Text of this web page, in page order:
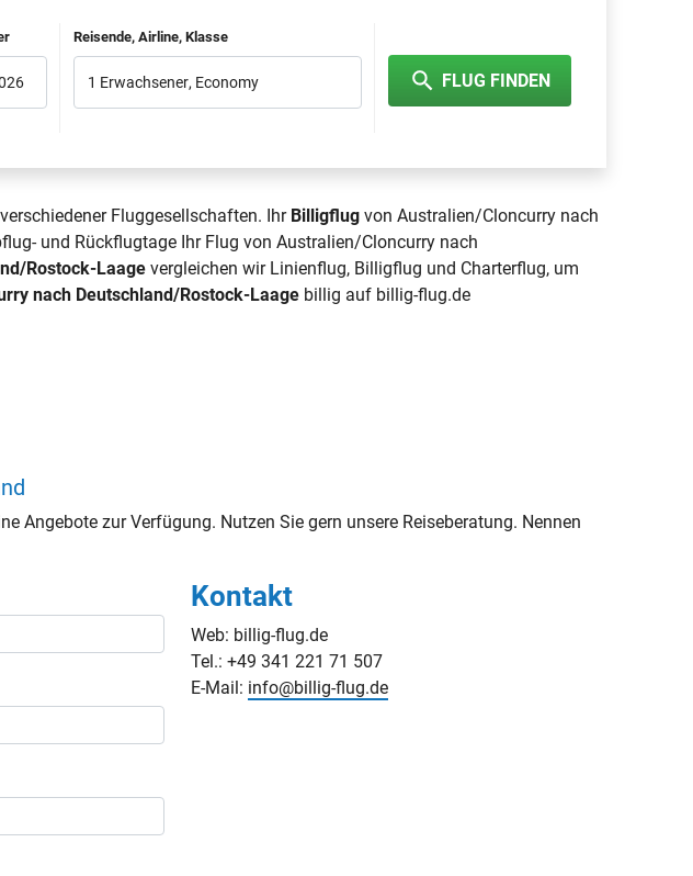
Reisende, Airline, Klasse
1 Erwachsener, Economy FLUG FINDEN
Fluggesellschaften. Ihr Billigflug von Australien/Cloncurry nach
und Rückflugtage Ihr Flug von Australien/Cloncurry nach
Rostock-Laage vergleichen wir Linienflug, Billigflug und Charterflug, um
nach Deutschland/Rostock-Laage billig auf billig-flug.de
Angebote zur Verfügung. Nutzen Sie gern unsere Reiseberatung. Nennen
Kontakt
Web: billig-flug.de
Tel.: +49 341 221 71 507
E-Mail: info@billig-flug.de